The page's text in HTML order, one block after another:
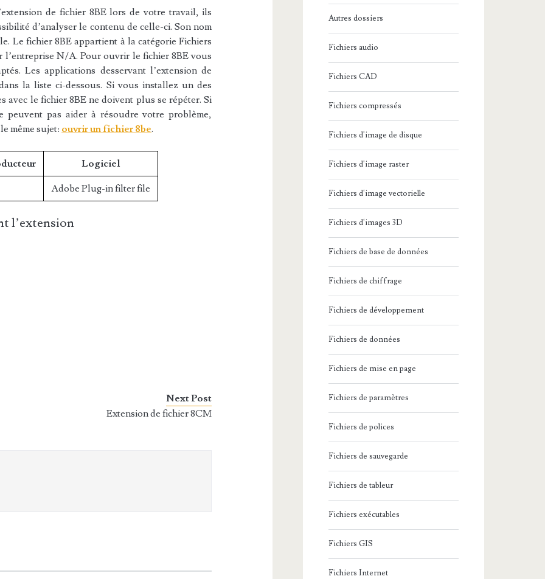
de fichier 8BE lors de votre travail, ils
d’analyser le contenu de celle-ci. Son nom
Le fichier 8BE appartient à la catégorie Fichiers
l’entreprise N/A. Pour ouvrir le fichier 8BE vous
Les applications desservant l’extension de
la liste ci-dessous. Si vous installez un des
avec le fichier 8BE ne doivent plus se répéter. Si
peuvent pas aider à résoudre votre problème,
même sujet: ouvrir un fichier 8be.
Logiciel
Adobe Plug-in filter file
l’extension
Next Post
Extension de fichier 8CM
Autres dossiers
Fichiers audio
Fichiers CAD
Fichiers compressés
Fichiers d'image de disque
Fichiers d'image raster
Fichiers d'image vectorielle
Fichiers d'images 3D
Fichiers de base de données
Fichiers de chiffrage
Fichiers de développement
Fichiers de données
Fichiers de mise en page
Fichiers de paramètres
Fichiers de polices
Fichiers de sauvegarde
Fichiers de tableur
Fichiers exécutables
Fichiers GIS
Fichiers Internet